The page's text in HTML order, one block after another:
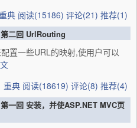
典 阅读(15186) 评论(21) 推荐(1)
二回 UrlRouting
置一些URL的映射,使用户可以
重典 阅读(18619) 评论(8) 推荐(4)
一回 安装，并使ASP.NET MVC页